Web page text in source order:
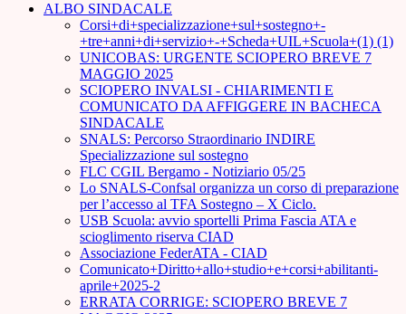
ALBO SINDACALE
Corsi+di+specializzazione+sul+sostegno+-
+tre+anni+di+servizio+-+Scheda+UIL+Scuola+(1) (1)
UNICOBAS: URGENTE SCIOPERO BREVE 7
MAGGIO 2025
SCIOPERO INVALSI - CHIARIMENTI E
COMUNICATO DA AFFIGGERE IN BACHECA
SINDACALE
SNALS: Percorso Straordinario INDIRE
Specializzazione sul sostegno
FLC CGIL Bergamo - Notiziario 05/25
Lo SNALS-Confsal organizza un corso di preparazione
per l’accesso al TFA Sostegno – X Ciclo.
USB Scuola: avvio sportelli Prima Fascia ATA e
scioglimento riserva CIAD
Associazione FederATA - CIAD
Comunicato+Diritto+allo+studio+e+corsi+abilitanti-
aprile+2025-2
ERRATA CORRIGE: SCIOPERO BREVE 7